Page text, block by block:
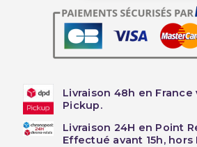
Livraison 48h en France
Pickup.
Livraison 24H en Point
Effectué avant 15h, hors